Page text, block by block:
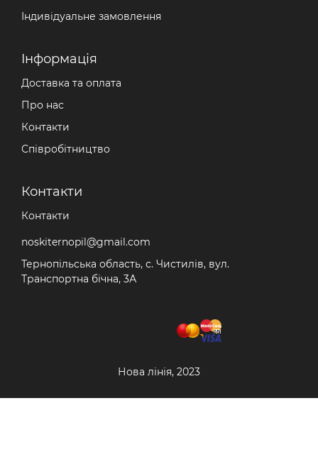
Індивідуальне замовлення
Iнформація
Доставка та оплата
Про нас
Контакти
Співробітництво
Контакти
Контакти
noskiternopil@gmail.com
Тернопільська область, с. Чистилів, вул.
Транспортна бічна, 3А
Нова лінія, 2023